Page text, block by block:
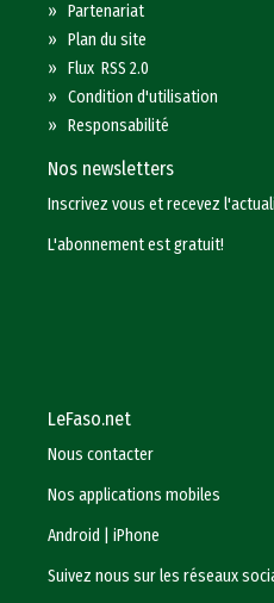
»Partenariat
»Plan du site
»Flux RSS 2.0
»Condition d'utilisation
»Responsabilité
Nos newsletters
Inscrivez vous et recevez
L'abonnement est gratuit!
LeFaso.net
Nous contacter
Nos applications mobiles
Android |iPhone
Suivez nous sur les réseaux